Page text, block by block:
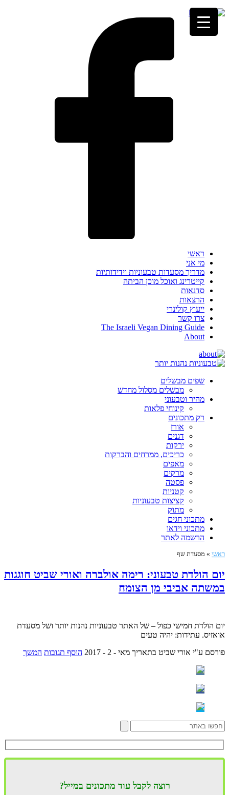
ראשי
מי אני
מדריך מסעדות טבעוניות וידידותיות
קייטרינג ואוכל מוכן הביתה
סדנאות
הרצאות
ייעוץ קולינרי
צרו קשר
The Israeli Vegan Dining Guide
About
שפים מבשלים
מבשלים מסלול מחדש
מהיר וטבעוני
קינוחי פלאות
רק מתכונים
אורז
דגנים
ירקות
כריכים, ממרחים והברקות
מאפים
מרקים
פסטה
קטניות
קציצות טבעוניות
מתוק
מתכוני חגים
מתכוני וידאו
הרשמה לאתר
ראשי » מסעדת שף
יום הולדת טבעוני: רימה אולברה ואורי שביט חוגגות
במשתה אביבי מן הצומח
יום הולדת חמישי כפול – של האתר טבעוניות נהנות יותר ושל מסעדת
אואזיס. עתידות: יהיה טעים
פורסם ע"י אורי שביט בתאריך מאי - 2 - 2017 הוסף תגובות המשך
רוצה לקבל עוד מתכונים במייל?